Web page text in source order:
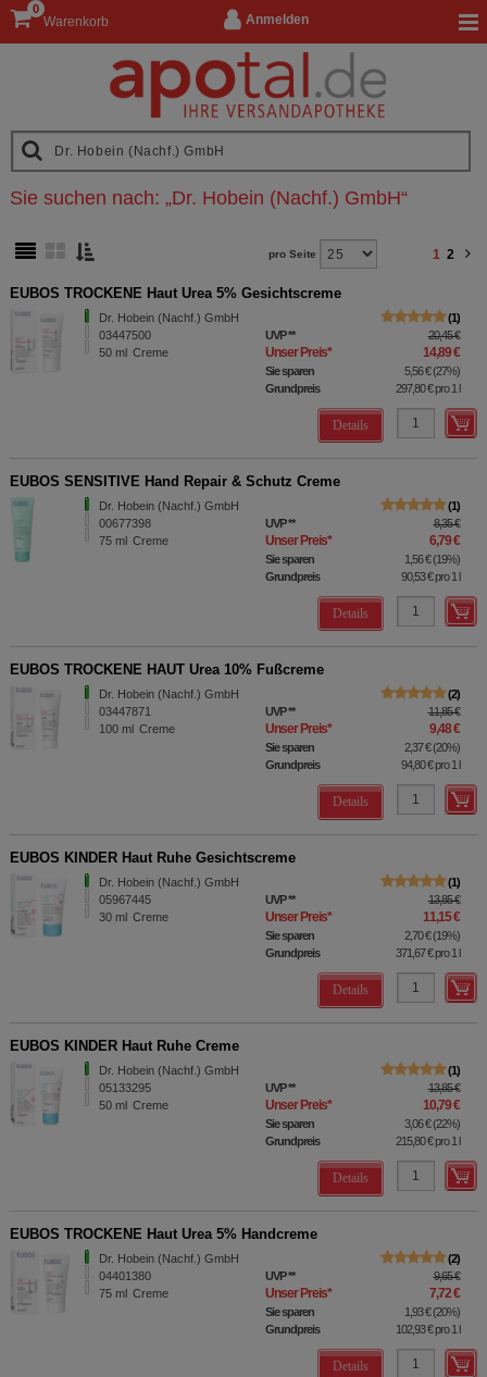
Anmelden
Warenkorb
0
Sie suchen nach: „Dr. Hobein (Nachf.) GmbH“
pro Seite 1 2
EUBOS TROCKENE Haut Urea 5% Gesichtscreme
Dr. Hobein (Nachf.) GmbH
03447500
50 ml Creme
1
UVP** 20,45 €
Unser Preis* 14,89 €
Sie sparen 5,56 €(27%)
Grundpreis
297,80 €pro 1 l
Details
EUBOS SENSITIVE Hand Repair & Schutz Creme
Dr. Hobein (Nachf.) GmbH
00677398
75 ml Creme
1
UVP** 8,35 €
Unser Preis* 6,79 €
Sie sparen 1,56 €(19%)
Grundpreis
90,53 €pro 1 l
Details
EUBOS TROCKENE HAUT Urea 10% Fußcreme
Dr. Hobein (Nachf.) GmbH
03447871
100 ml Creme
2
UVP** 11,85 €
Unser Preis* 9,48 €
Sie sparen 2,37 €(20%)
Grundpreis
94,80 €pro 1 l
Details
EUBOS KINDER Haut Ruhe Gesichtscreme
Dr. Hobein (Nachf.) GmbH
05967445
30 ml Creme
1
UVP** 13,85 €
Unser Preis* 11,15 €
Sie sparen 2,70 €(19%)
Grundpreis
371,67 €pro 1 l
Details
EUBOS KINDER Haut Ruhe Creme
Dr. Hobein (Nachf.) GmbH
05133295
50 ml Creme
1
UVP** 13,85 €
Unser Preis* 10,79 €
Sie sparen 3,06 €(22%)
Grundpreis
215,80 €pro 1 l
Details
EUBOS TROCKENE Haut Urea 5% Handcreme
Dr. Hobein (Nachf.) GmbH
04401380
75 ml Creme
2
UVP** 9,65 €
Unser Preis* 7,72 €
Sie sparen 1,93 €(20%)
Grundpreis
102,93 €pro 1 l
Details